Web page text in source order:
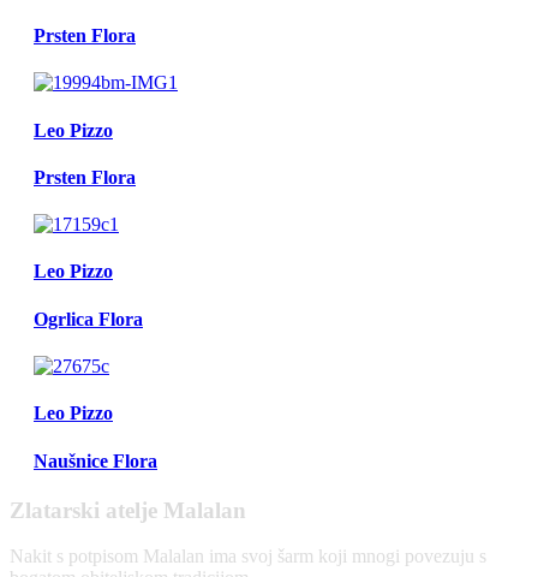
Prsten Flora
Leo Pizzo
Prsten Flora
Leo Pizzo
Ogrlica Flora
Leo Pizzo
Naušnice Flora
Zlatarski atelje Malalan
Nakit s potpisom Malalan ima svoj šarm koji mnogi povezuju s